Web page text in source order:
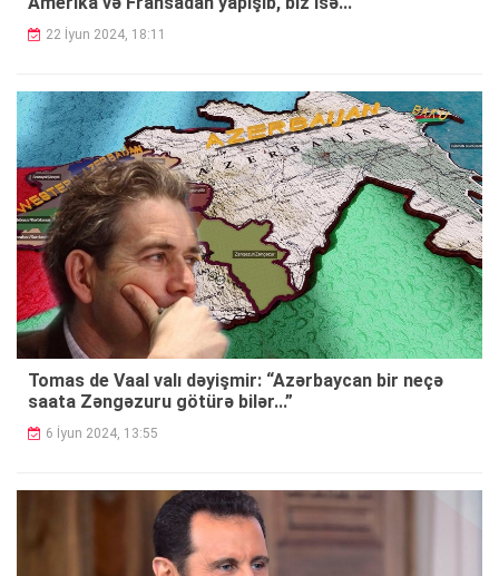
22 İyun 2024, 18:11
Tomas de Vaal valı dəyişmir: “Azərbaycan bir neçə
saata Zəngəzuru götürə bilər...”
6 İyun 2024, 13:55